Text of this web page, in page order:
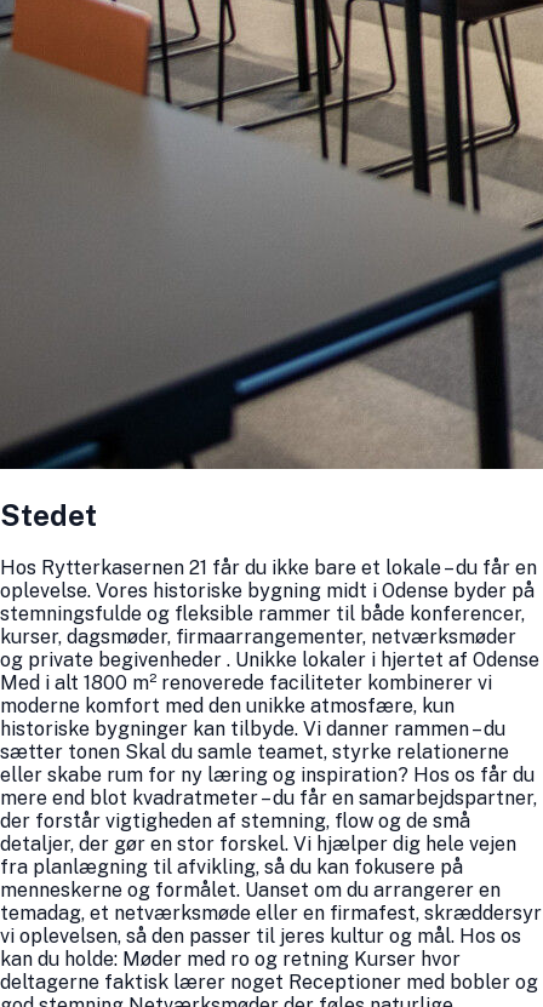
Stedet
Hos Rytterkasernen 21 får du ikke bare et lokale – du får en
oplevelse. Vores historiske bygning midt i Odense byder på
stemningsfulde og fleksible rammer til både konferencer,
kurser, dagsmøder, firmaarrangementer, netværksmøder
og private begivenheder . Unikke lokaler i hjertet af Odense
Med i alt 1800 m² renoverede faciliteter kombinerer vi
moderne komfort med den unikke atmosfære, kun
historiske bygninger kan tilbyde. Vi danner rammen – du
sætter tonen Skal du samle teamet, styrke relationerne
eller skabe rum for ny læring og inspiration? Hos os får du
mere end blot kvadratmeter – du får en samarbejdspartner,
der forstår vigtigheden af stemning, flow og de små
detaljer, der gør en stor forskel. Vi hjælper dig hele vejen
fra planlægning til afvikling, så du kan fokusere på
menneskerne og formålet. Uanset om du arrangerer en
temadag, et netværksmøde eller en firmafest, skræddersyr
vi oplevelsen, så den passer til jeres kultur og mål. Hos os
kan du holde: Møder med ro og retning Kurser hvor
deltagerne faktisk lærer noget Receptioner med bobler og